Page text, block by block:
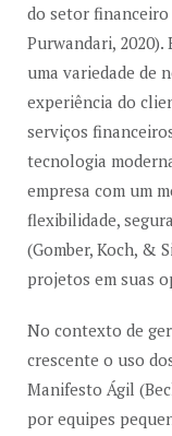
do setor
Purwandari, 2020).
uma variedade de
experiência do
serviços
tecnologia
empresa com um
flexibilidade,
(Gomber, Koch, &
projetos em suas
No contexto de
crescente o uso
Manifesto Ágil
por equipes